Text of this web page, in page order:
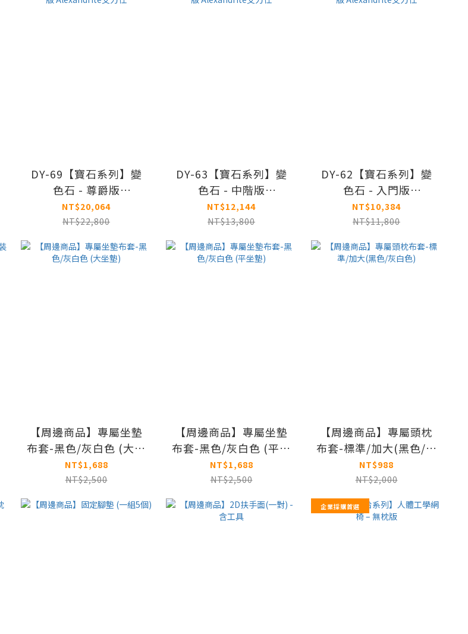
DY-69【寶石系列】變
色石 - 尊爵版
Alexandrite艾力仕
NT$20,064
NT$22,800
DY-63【寶石系列】變
色石 - 中階版
Alexandrite艾力仕
NT$12,144
NT$13,800
DY-62【寶石系列】變
色石 - 入門版
Alexandrite艾力仕
NT$10,384
NT$11,800
【周邊商品】專屬坐墊
布套-黑色/灰白色 (大坐
墊)
NT$1,688
NT$2,500
【周邊商品】專屬坐墊
布套-黑色/灰白色 (平坐
墊)
NT$1,688
NT$2,500
【周邊商品】專屬頭枕
布套-標準/加大(黑色/灰
白色)
NT$988
NT$2,000
企業採購首選